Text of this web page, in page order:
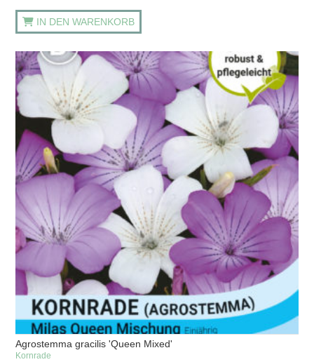
IN DEN WARENKORB
Agrostemma gracilis 'Queen Mixed'
Kornrade